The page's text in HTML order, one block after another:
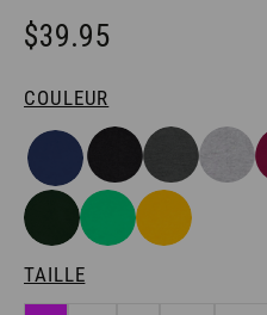
$39.95
COULEUR
TAILLE